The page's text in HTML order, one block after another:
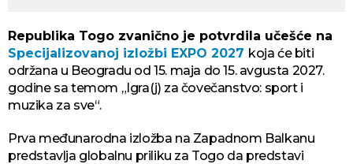
Republika Togo zvanično je potvrdila učešće na
Specijalizovanoj izložbi EXPO 2027 koja će biti
održana u Beogradu od 15. maja do 15. avgusta 2027.
godine sa temom „Igra(j) za čovečanstvo: sport i
muzika za sve“.
Prva međunarodna izložba na Zapadnom Balkanu
predstavlja globalnu priliku za Togo da predstavi